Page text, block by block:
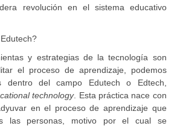
revolución en el sistema educativo
y estrategias de la tecnología son
el proceso de aprendizaje, podemos
dentro del campo Edutech o Edtech,
technology. Esta práctica nace con
en el proceso de aprendizaje que
las personas, motivo por el cual se